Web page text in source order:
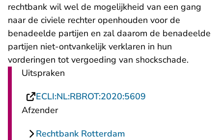
rechtbank wil wel de mogelijkheid van een gang
naar de civiele rechter openhouden voor de
benadeelde partijen en zal daarom de benadeelde
partijen niet-ontvankelijk verklaren in hun
vorderingen tot vergoeding van shockschade.
Uitspraken
ECLI:NL:RBROT:2020:5609
Afzender
Rechtbank Rotterdam